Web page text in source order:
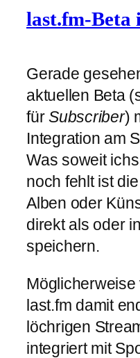
last.fm-Beta
Gerade
aktuellen Beta
fürSubscriber)
Integration am
Was soweit
noch fehlt ist
Alben oder
direkt als oder
speichern.
last.fm damit
löchrigen
integriert mit